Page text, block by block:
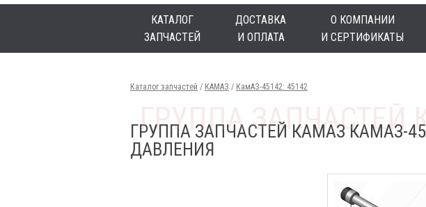
КАТАЛОГ
ЗАПЧАСТЕЙ
ДОСТАВКА
И ОПЛАТА
О КОМПАНИИ
И СЕРТИФИКАТЫ
Каталог запчастей / КАМАЗ / КамАЗ-45142: 45142
ГРУППА ЗАПЧАСТЕЙ КАМАЗ КАМАЗ-
ДАВЛЕНИЯ